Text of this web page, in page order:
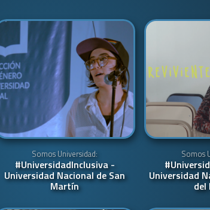
Somos Universidad:
#UniversidadInclusiva -
Universidad Nacional de San
Martín
Somos
Universidad
del